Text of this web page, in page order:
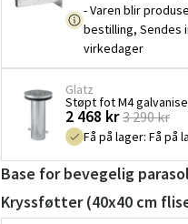
- Varen blir
bestilling, Sendes
virkedager
Glatz
Støpt fot M4
2 468 kr 3 290 kr
Få på lager: Få på
Base for bevegelig
Kryssføtter (40x40 cm